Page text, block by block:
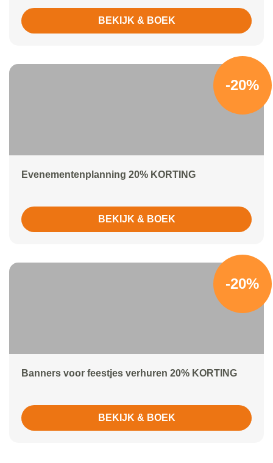
BEKIJK & BOEK
-20%
Evenementenplanning 20% KORTING
BEKIJK & BOEK
-20%
Banners voor feestjes verhuren 20% KORTING
BEKIJK & BOEK